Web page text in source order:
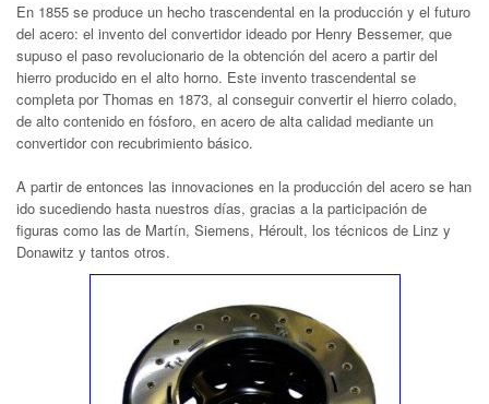
En 1855 se produce un hecho trascendental en la producción y el futuro
del acero: el invento del convertidor ideado por Henry Bessemer, que
supuso el paso revolucionario de la obtención del acero a partir del
hierro producido en el alto horno. Este invento trascendental se
completa por Thomas en 1873, al conseguir convertir el hierro colado,
de alto contenido en fósforo, en acero de alta calidad mediante un
convertidor con recubrimiento básico.
A partir de entonces las innovaciones en la producción del acero se han
ido sucediendo hasta nuestros días, gracias a la participación de
figuras como las de Martín, Siemens, Héroult, los técnicos de Linz y
Donawitz y tantos otros.